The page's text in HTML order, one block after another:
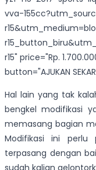
vva-
r15" price="Rp.
button="AJUKAN
Hal lain yang tak
bengkel modifikasi
memasang bagian
Modifikasi ini perlu
terpasang dengan